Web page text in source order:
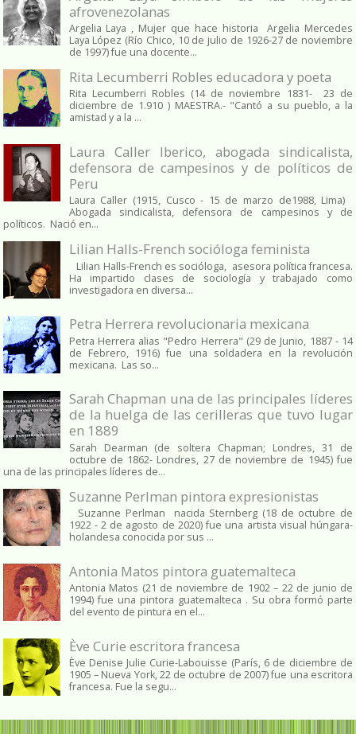
afrovenezolanas
Argelia Laya , Mujer que hace historia Argelia Mercedes
Laya López (Río Chico, 10 de julio de 1926-27 de noviembre
de 1997) fue una docente...
Rita Lecumberri Robles educadora y poeta
Rita Lecumberri Robles (14 de noviembre 1831- 23 de
diciembre de 1.910 ) MAESTRA.- "Cantó a su pueblo, a la
amistad y a la ...
Laura Caller Iberico, abogada sindicalista,
defensora de campesinos y de políticos de
Peru
Laura Caller (1915, Cusco - 15 de marzo de1988, Lima)
Abogada sindicalista, defensora de campesinos y de
políticos. Nació en...
Lilian Halls-French socióloga feminista
Lilian Halls-French es socióloga, asesora política francesa.
Ha impartido clases de sociología y trabajado como
investigadora en diversa...
Petra Herrera revolucionaria mexicana
Petra Herrera alias "Pedro Herrera" (29 de Junio, 1887 - 14
de Febrero, 1916) fue una soldadera en la revolución
mexicana. Las so...
Sarah Chapman una de las principales líderes
de la huelga de las cerilleras que tuvo lugar
en 1889
Sarah Dearman (de soltera Chapman; Londres, 31 de
octubre de 1862​- Londres, 27 de noviembre de 1945)​ fue
una de las principales líderes de...
Suzanne Perlman pintora expresionistas
Suzanne Perlman nacida Sternberg (18 de octubre de
1922 - 2 de agosto de 2020) fue una artista visual húngara-
holandesa conocida por sus ...
Antonia Matos pintora guatemalteca
Antonia Matos (21 de noviembre de 1902 – 22 de junio de
1994) fue una pintora guatemalteca . Su obra formó parte
del evento de pintura en el...
Ève Curie escritora francesa
Ève Denise Julie Curie-Labouisse (París, 6 de diciembre de
1905 – Nueva York, 22 de octubre de 2007) fue una escritora
francesa. Fue la segu...